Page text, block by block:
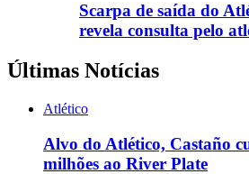
Scarpa de saída do
revela consulta pelo
Últimas Notícias
Atlético
Alvo do Atlético, Castaño
milhões ao River Plate